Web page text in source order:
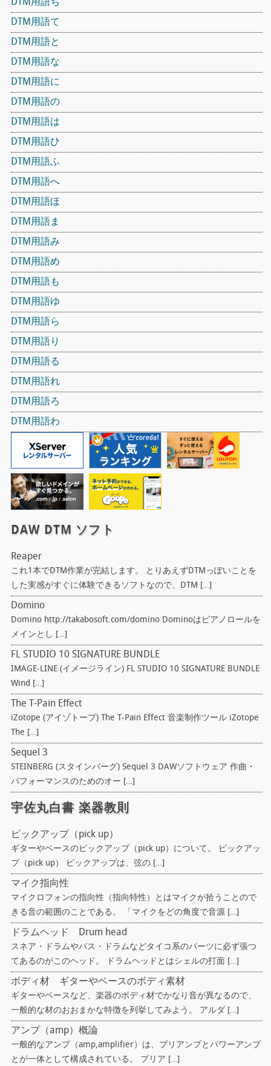
DTM用語ち
DTM用語て
DTM用語と
DTM用語な
DTM用語に
DTM用語の
DTM用語は
DTM用語ひ
DTM用語ふ
DTM用語へ
DTM用語ほ
DTM用語ま
DTM用語み
DTM用語め
DTM用語も
DTM用語ゆ
DTM用語ら
DTM用語り
DTM用語る
DTM用語れ
DTM用語ろ
DTM用語わ
DAW DTM ソフト
Reaper
これ1本でDTM作業が完結します。 とりあえずDTMっぽいことを
した実感がすぐに体験できるソフトなので、DTM […]
Domino
Domino http://takabosoft.com/domino Dominoはピアノロールを
メインとし […]
FL STUDIO 10 SIGNATURE BUNDLE
IMAGE-LINE (イメージライン) FL STUDIO 10 SIGNATURE BUNDLE
Wind […]
The T-Pain Effect
iZotope (アイゾトープ) The T-Pain Effect 音楽制作ツール iZotope
The […]
Sequel 3
STEINBERG (スタインバーグ) Sequel 3 DAWソフトウェア 作曲・
パフォーマンスのためのオー […]
宇佐丸白書 楽器教則
ピックアップ（pick up）
ギターやベースのピックアップ（pick up）について。 ピックアッ
プ（pick up） ピックアップは、弦の […]
マイク指向性
マイクロフォンの指向性（指向特性）とはマイクが拾うことので
きる音の範囲のことである。 「マイクをどの角度で音源 […]
ドラムヘッド Drum head
スネア・ドラムやバス・ドラムなどタイコ系のパーツに必ず張つ
てあるのがこのヘッド。 ドラムヘッドとはシェルの打面 […]
ボディ材 ギターやベースのボディ素材
ギターやベースなど、楽器のボディ材でかなり音が異なるので、
一般的な材のおおまかな特徴を列挙してみよう。 アルダ […]
アンプ（amp）概論
一般的なアンプ（amp,amplifier）は、プリアンプとパワーアンプ
とが一体として構成されている。 プリア […]